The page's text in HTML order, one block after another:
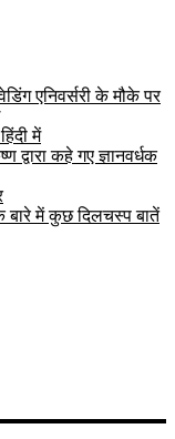
एनिवर्सरी के मौके पर
में
कहे गए ज्ञानवर्धक
बारे में कुछ दिलचस्प बातें